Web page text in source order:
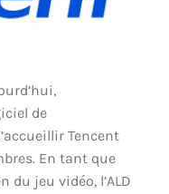
de
Tencent
En tant que
du jeu vidéo, l’ALD